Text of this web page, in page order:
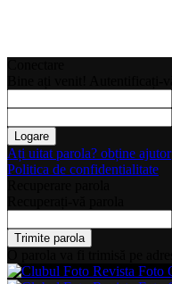
Ați uitat parola? obține ajutor
Politica de confidentialitate